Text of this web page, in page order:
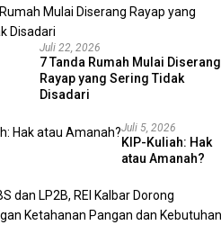
Juli 22, 2026
7 Tanda Rumah Mulai Diserang
Rayap yang Sering Tidak
Disadari
Juli 5, 2026
KIP-Kuliah: Hak
atau Amanah?